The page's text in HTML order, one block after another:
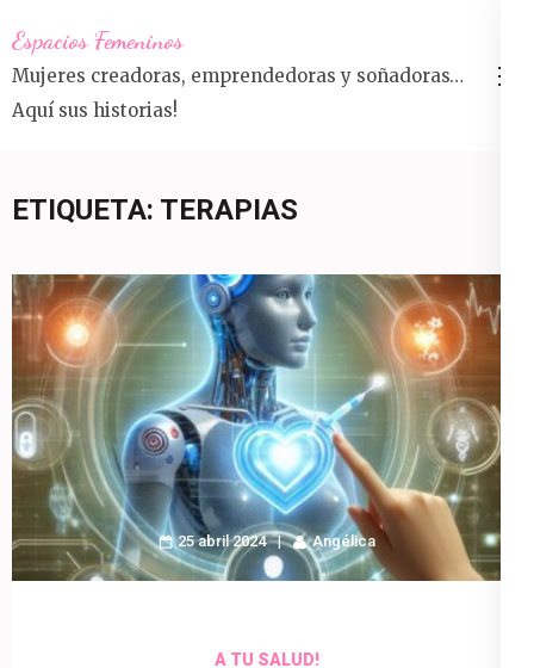
al
contenido
(presiona
Intro)
Espacios Femeninos
Mujeres creadoras, emprendedoras y soñadoras…
Aquí sus historias!
ETIQUETA: TERAPIAS
25 abril 2024 Angélica
A TU SALUD!